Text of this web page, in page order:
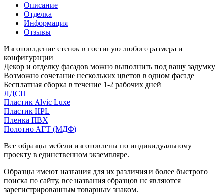
Описание
Отделка
Информация
Отзывы
Изготовлдение стенок в гостиную любого размера и
конфигурации
Декор и отделку фасадов можно выполнить под вашу задумку
Возможно сочетание нескольких цветов в одном фасаде
Бесплатная сборка в течение 1-2 рабочих дней
ЛДСП
Пластик Alvic Luxe
Пластик HPL
Пленка ПВХ
Полотно АГТ (МДФ)
Все образцы мебели изготовлены по индивидуальному
проекту в единственном экземпляре.
Образцы имеют названия для их различия и более быстрого
поиска по сайту, все названия образцов не являются
зарегистрированным товарным знаком.